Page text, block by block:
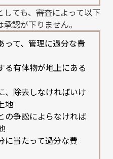
しても、審査によって以下
認が下りません。
って、管理に過分な費
る有体物が地上にある
、除去しなければいけ
地
の争訟によらなければ
に当たって過分な費